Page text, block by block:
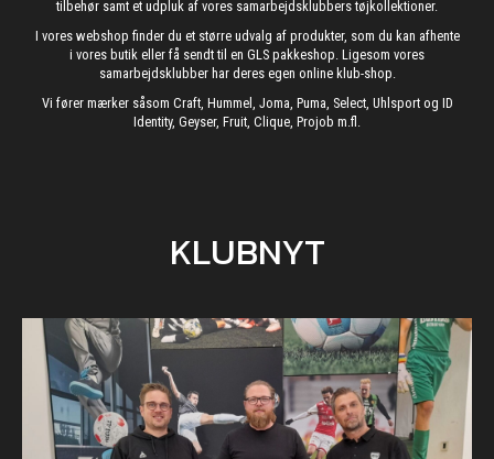
tilbehør samt et udpluk af vores samarbejdsklubbers tøjkollektioner.
I vores webshop finder du et større udvalg af produkter, som du kan afhente
i vores butik eller få sendt til en GLS pakkeshop. Ligesom vores
samarbejdsklubber har deres egen online klub-shop.
Vi fører mærker såsom Craft, Hummel, Joma, Puma, Select, Uhlsport og ID
Identity, Geyser, Fruit, Clique, Projob m.fl.
KLUBNYT